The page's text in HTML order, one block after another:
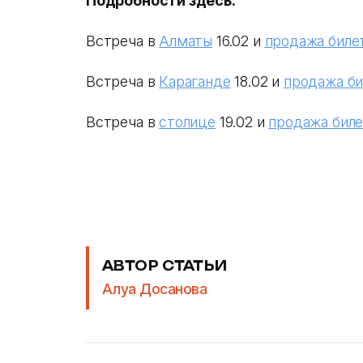
Встреча в Алматы 16.02 и продажа
Встреча в Караганде 18.02 и продажа
Встреча встолице 19.02 и продажа
АВТОР СТАТЬИ
Алуа Досанова